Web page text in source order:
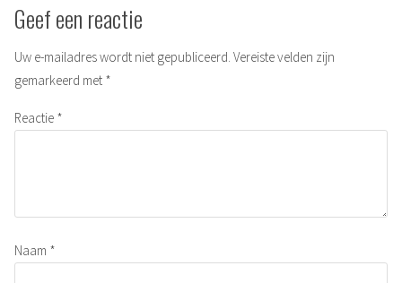
Geef een reactie
Uw e-mailadres wordt niet gepubliceerd. Vereiste velden zijn
gemarkeerd met *
Reactie *
Naam *